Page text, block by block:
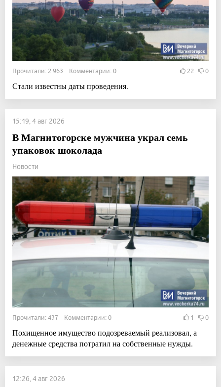
Прочитали: 2 963 Комментарии: 0 22 0
Стали известны даты проведения.
15:19, 4 авг 2026
В Магнитогорске мужчина украл семь
упаковок шоколада
Новости
Прочитали: 437 Комментарии: 0 1 0
Похищенное имущество подозреваемый реализовал, а
денежные средства потратил на собственные нужды.
12:26, 4 авг 2026